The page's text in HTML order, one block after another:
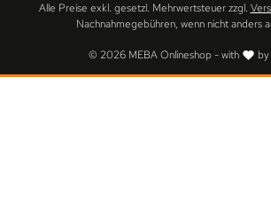
© 2026 MEBA Onlineshop - with by
Alle Preise exkl. gesetzl. Mehrwertsteuer zzgl.
Nachnahmegebühren, wenn nicht anders